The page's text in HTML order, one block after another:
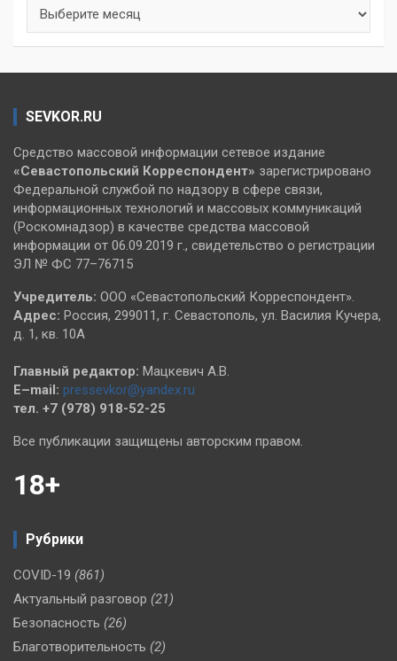
SEVKOR.RU
Средство массовой информации сетевое издание
«Севастопольский Корреспондент» зарегистрировано
Федеральной службой по надзору в сфере связи,
информационных технологий и массовых коммуникаций
(Роскомнадзор) в качестве средства массовой
информации от 06.09.2019 г., свидетельство о регистрации
ЭЛ № ФС 77–76715
Учредитель: ООО «Севастопольский Корреспондент».
Адрес: Россия, 299011, г. Севастополь, ул. Василия Кучера,
д. 1, кв. 10А
Главный редактор: Мацкевич А.В.
E–mail: pressevkor@yandex.ru
тел. +7 (978) 918-52-25
Все публикации защищены авторским правом.
18+
Рубрики
COVID-19 (861)
Актуальный разговор (21)
Безопасность (26)
Благотворительность (2)